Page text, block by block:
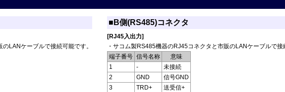
LANケーブルで接続可能です。
■B側(RS485)コネクタ
[RJ45入出力]
・サコム製RS485機器のRJ45コネクタと市販のLANケーブルで接
端子番号 信号名称
意味
1
-
未接続
2
GND
信号GND
3
TRD+
送受信+